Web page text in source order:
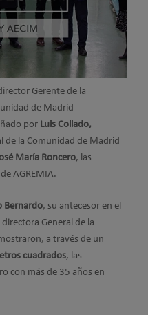
Gerente de la
de Madrid
por Luis Collado,
de la Comunidad de Madrid
María Roncero, las
AGREMIA.
Bernardo, su antecesor en el
General de la
a través de un
cuadrados, las
con más de 35 años en